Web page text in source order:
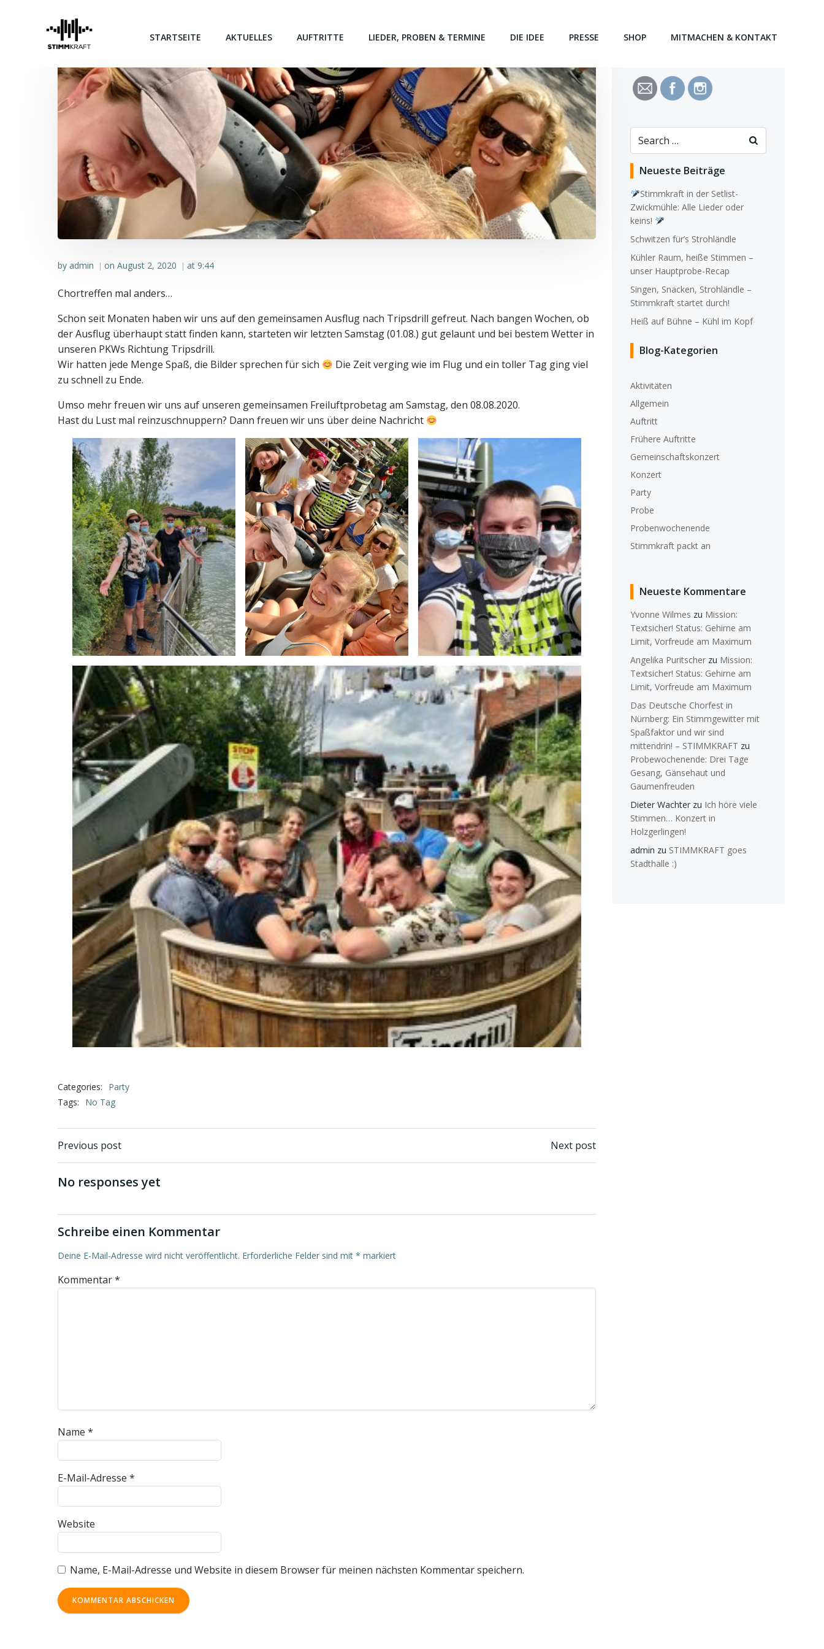
STARTSEITE AKTUELLES AUFTRITTE LIEDER, PROBEN & TERMINE DIE IDEE PRESSE SHOP MITMACHEN & KONTAKT
by admin | on August 2, 2020 | at 9:44
Chortreffen mal anders…
Schon seit Monaten haben wir uns auf den gemeinsamen Ausflug nach Tripsdrill gefreut. Nach bangen Wochen, ob
der Ausflug überhaupt statt finden kann, starteten wir letzten Samstag (01.08.) gut gelaunt und bei bestem Wetter in
unseren PKWs Richtung Tripsdrill.
Wir hatten jede Menge Spaß, die Bilder sprechen für sich
Die Zeit verging wie im Flug und ein toller Tag ging viel
zu schnell zu Ende.
Umso mehr freuen wir uns auf unseren gemeinsamen Freiluftprobetag am Samstag, den 08.08.2020.
Hast du Lust mal reinzuschnuppern? Dann freuen wir uns über deine Nachricht
Categories:
Party
Tags:
No Tag
Beitragsnavigation
Previous post BeitragsnavigationNext post
No responses yet
Schreibe einen Kommentar
Deine E-Mail-Adresse wird nicht veröffentlicht. Erforderliche Felder sind mit * markiert
Kommentar*
Name *
E-Mail-Adresse *
Website
Name, E-Mail-Adresse und Website in diesem Browser für meinen nächsten Kommentar speichern.
Search
for:
Neueste Beiträge
Stimmkraft in der Setlist-
Zwickmühle: Alle Lieder oder
keins!
Schwitzen für’s Strohländle
Kühler Raum, heiße Stimmen –
unser Hauptprobe-Recap
Singen, Snacken, Strohländle –
Stimmkraft startet durch!
Heiß auf Bühne – Kühl im Kopf
Blog-Kategorien
Aktivitäten
Allgemein
Auftritt
Frühere Auftritte
Gemeinschaftskonzert
Konzert
Party
Probe
Probenwochenende
Stimmkraft packt an
Neueste Kommentare
Yvonne Wilmes zu Mission:
Textsicher! Status: Gehirne am
Limit, Vorfreude am Maximum
Angelika Puritscher zu Mission:
Textsicher! Status: Gehirne am
Limit, Vorfreude am Maximum
Das Deutsche Chorfest in
Nürnberg: Ein Stimmgewitter mit
Spaßfaktor und wir sind
mittendrin! – STIMMKRAFT zu
Probewochenende: Drei Tage
Gesang, Gänsehaut und
Gaumenfreuden
Dieter Wachter zu Ich höre viele
Stimmen… Konzert in
Holzgerlingen!
admin zu STIMMKRAFT goes
Stadthalle :)